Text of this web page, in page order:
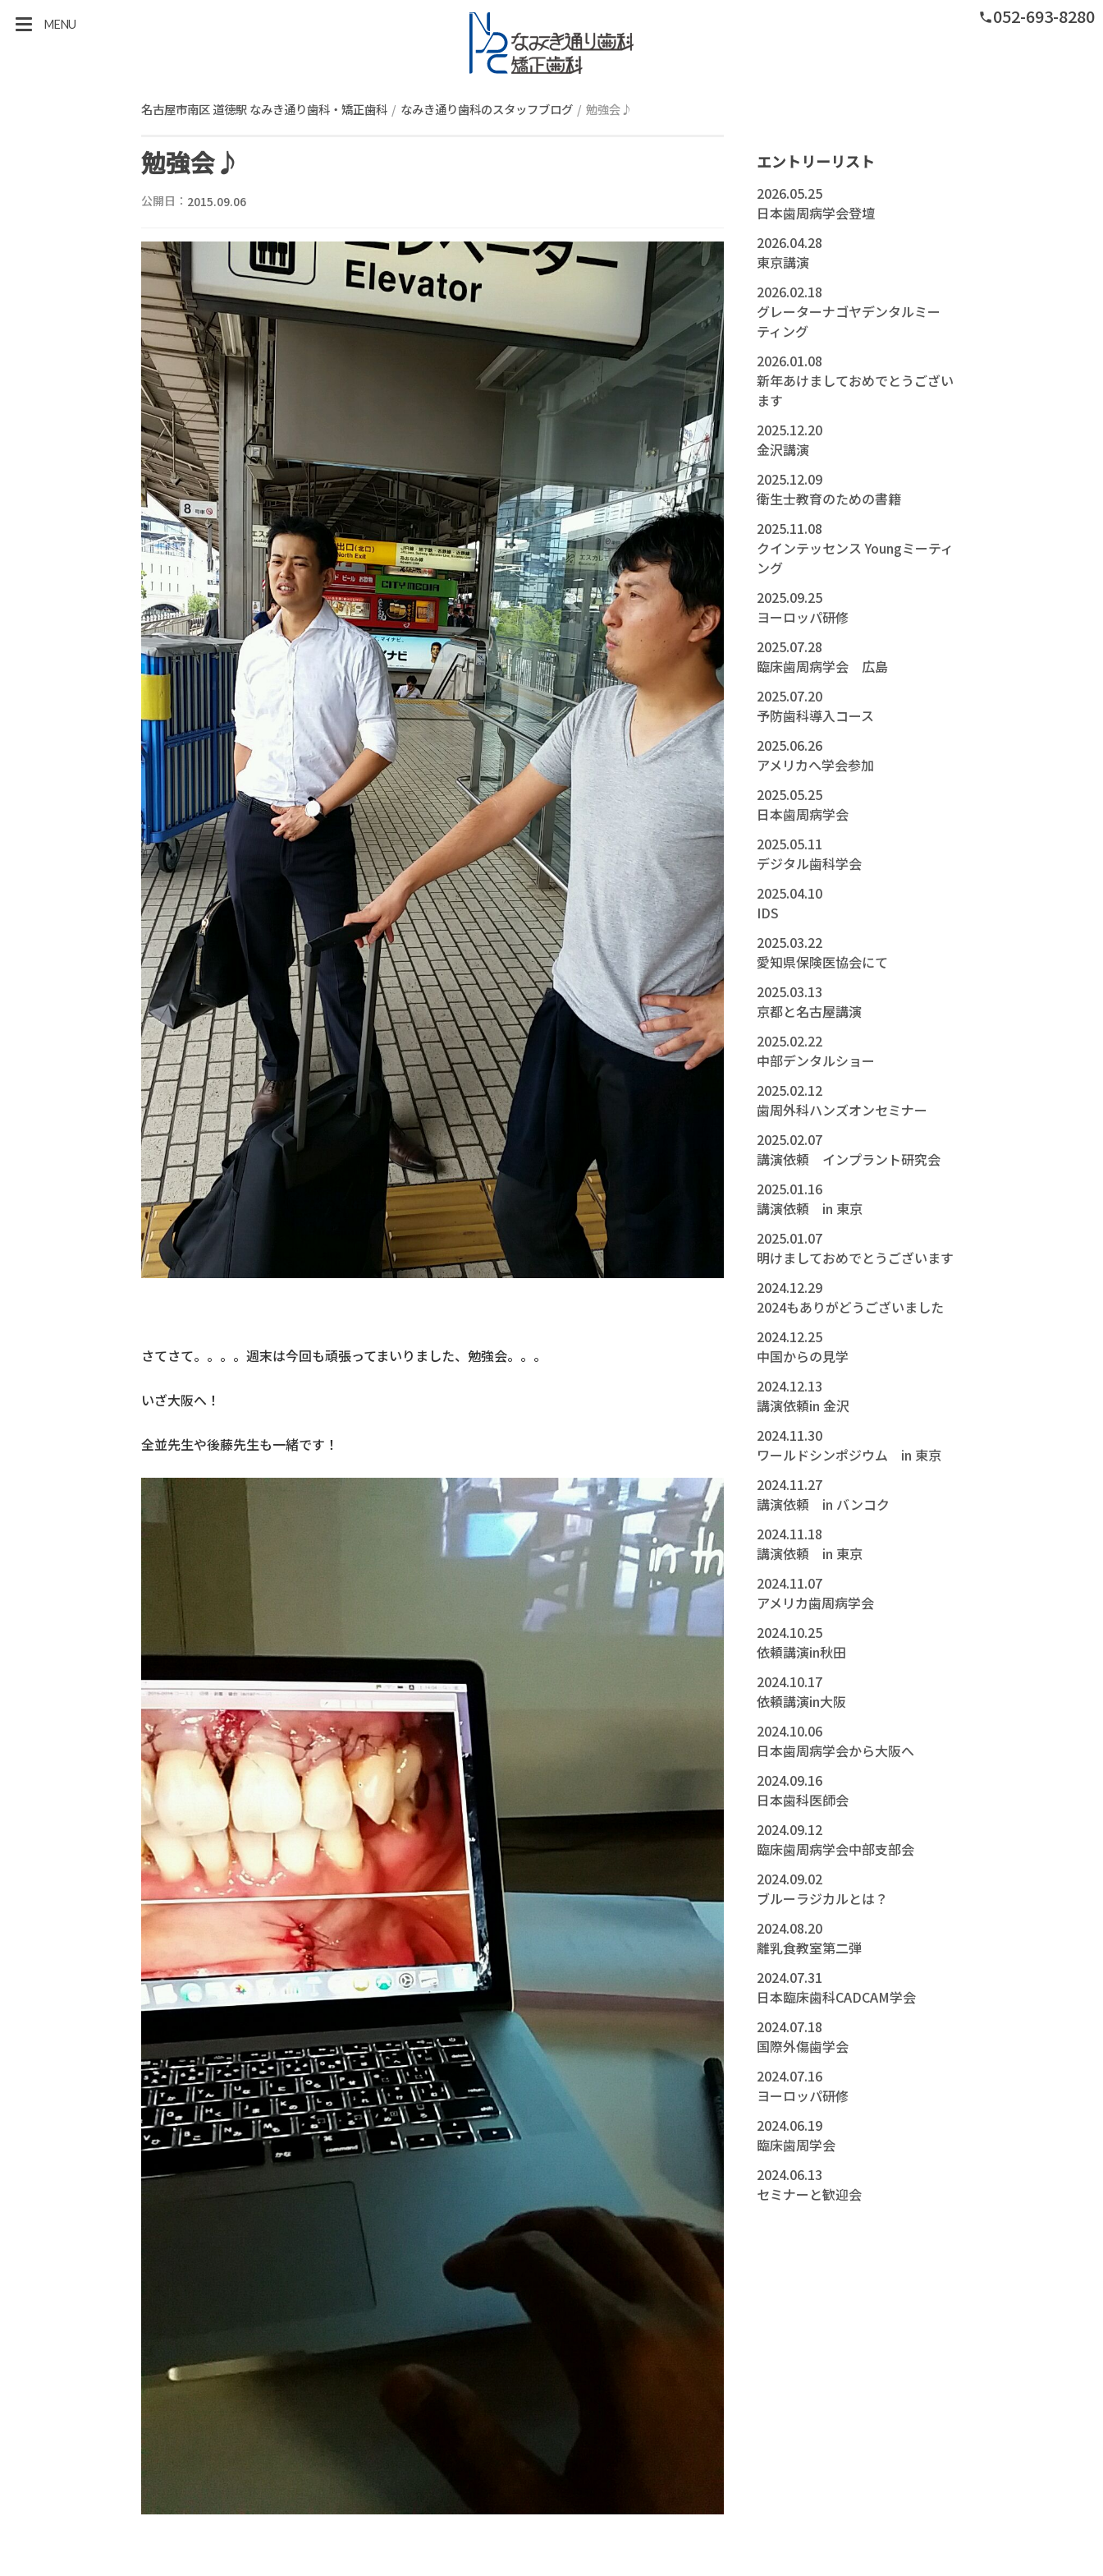
MENU phone052-693-8280
名古屋市南区 道徳駅 なみき通り歯科・矯正歯科 なみき通り歯科のスタッフブログ 勉強会♪
勉強会♪
公開日： 2015.09.06
さてさて。。。。週末は今回も頑張ってまいりました、勉強会。。。
いざ大阪へ！
全並先生や後藤先生も一緒です！
エントリーリスト
2026.05.25
日本歯周病学会登壇
2026.04.28
東京講演
2026.02.18
グレーターナゴヤデンタルミー
ティング
2026.01.08
新年あけましておめでとうござい
ます
2025.12.20
金沢講演
2025.12.09
衛生士教育のための書籍
2025.11.08
クインテッセンス Youngミーティ
ング
2025.09.25
ヨーロッパ研修
2025.07.28
臨床歯周病学会 広島
2025.07.20
予防歯科導入コース
2025.06.26
アメリカへ学会参加
2025.05.25
日本歯周病学会
2025.05.11
デジタル歯科学会
2025.04.10
IDS
2025.03.22
愛知県保険医協会にて
2025.03.13
京都と名古屋講演
2025.02.22
中部デンタルショー
2025.02.12
歯周外科ハンズオンセミナー
2025.02.07
講演依頼 インプラント研究会
2025.01.16
講演依頼 in 東京
2025.01.07
明けましておめでとうございます
2024.12.29
2024もありがどうございました
2024.12.25
中国からの見学
2024.12.13
講演依頼in 金沢
2024.11.30
ワールドシンポジウム in 東京
2024.11.27
講演依頼 in バンコク
2024.11.18
講演依頼 in 東京
2024.11.07
アメリカ歯周病学会
2024.10.25
依頼講演in秋田
2024.10.17
依頼講演in大阪
2024.10.06
日本歯周病学会から大阪へ
2024.09.16
日本歯科医師会
2024.09.12
臨床歯周病学会中部支部会
2024.09.02
ブルーラジカルとは？
2024.08.20
離乳食教室第二弾
2024.07.31
日本臨床歯科CADCAM学会
2024.07.18
国際外傷歯学会
2024.07.16
ヨーロッパ研修
2024.06.19
臨床歯周学会
2024.06.13
セミナーと歓迎会